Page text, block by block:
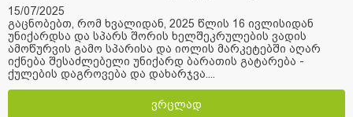
15/07/2025
გაცნობებთ, რომ ხვალიდან, 2025 წლის 16 ივლისიდან
უნიქარდსა და სპარს შორის ხელშეკრულების ვადის
ამოწურვის გამო სპარისა და იოლის მარკეტებში აღარ
იქნება შესაძლებელი უნიქარდ ბარათის გატარება -
ქულების დაგროვება და დახარჯვა....
ვრცლად